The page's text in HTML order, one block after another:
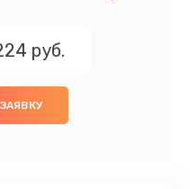
руб.